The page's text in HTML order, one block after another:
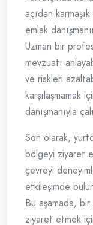
açıdan
emlak
Uzman bir
mevzuatı
ve riskleri
karşılaşmamak
danışmanıyla
Son olarak,
bölgeyi ziyaret
çevreyi
etkileşimde
Bu aşamada,
ziyaret etmek